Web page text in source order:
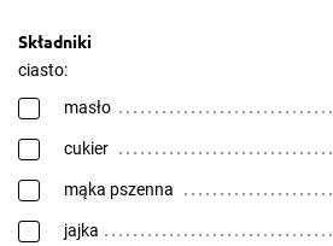
Składniki
ciasto:
masło
cukier
mąka pszenna
jajka